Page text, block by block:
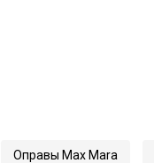
Оправы Max Mara